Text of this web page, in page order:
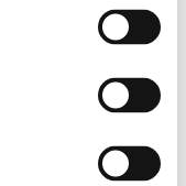
sur les
pouvez créer un